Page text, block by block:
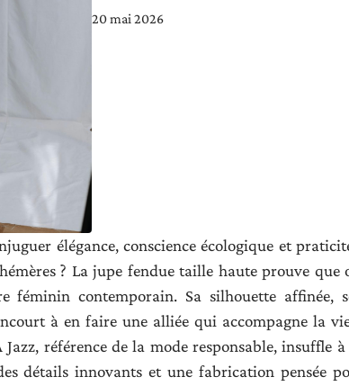
20 mai 2026
élégance, conscience écologique et
? La jupe fendue taille haute prouve que
féminin contemporain. Sa silhouette affinée,
à en faire une alliée qui accompagne la
référence de la mode responsable, insuffle
détails innovants et une fabrication pensée